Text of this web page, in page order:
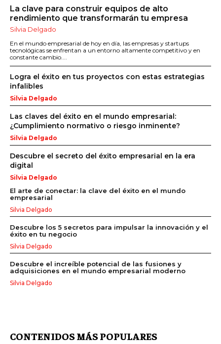
La clave para construir equipos de alto
rendimiento que transformarán tu empresa
Silvia Delgado
En el mundo empresarial de hoy en día, las empresas y startups
tecnológicas se enfrentan a un entorno altamente competitivo y en
constante cambio....
Logra el éxito en tus proyectos con estas estrategias
infalibles
Silvia Delgado
Las claves del éxito en el mundo empresarial:
¿Cumplimiento normativo o riesgo inminente?
Silvia Delgado
Descubre el secreto del éxito empresarial en la era
digital
Silvia Delgado
El arte de conectar: la clave del éxito en el mundo
empresarial
Silvia Delgado
Descubre los 5 secretos para impulsar la innovación y el
éxito en tu negocio
Silvia Delgado
Descubre el increíble potencial de las fusiones y
adquisiciones en el mundo empresarial moderno
Silvia Delgado
CONTENIDOS MÁS POPULARES